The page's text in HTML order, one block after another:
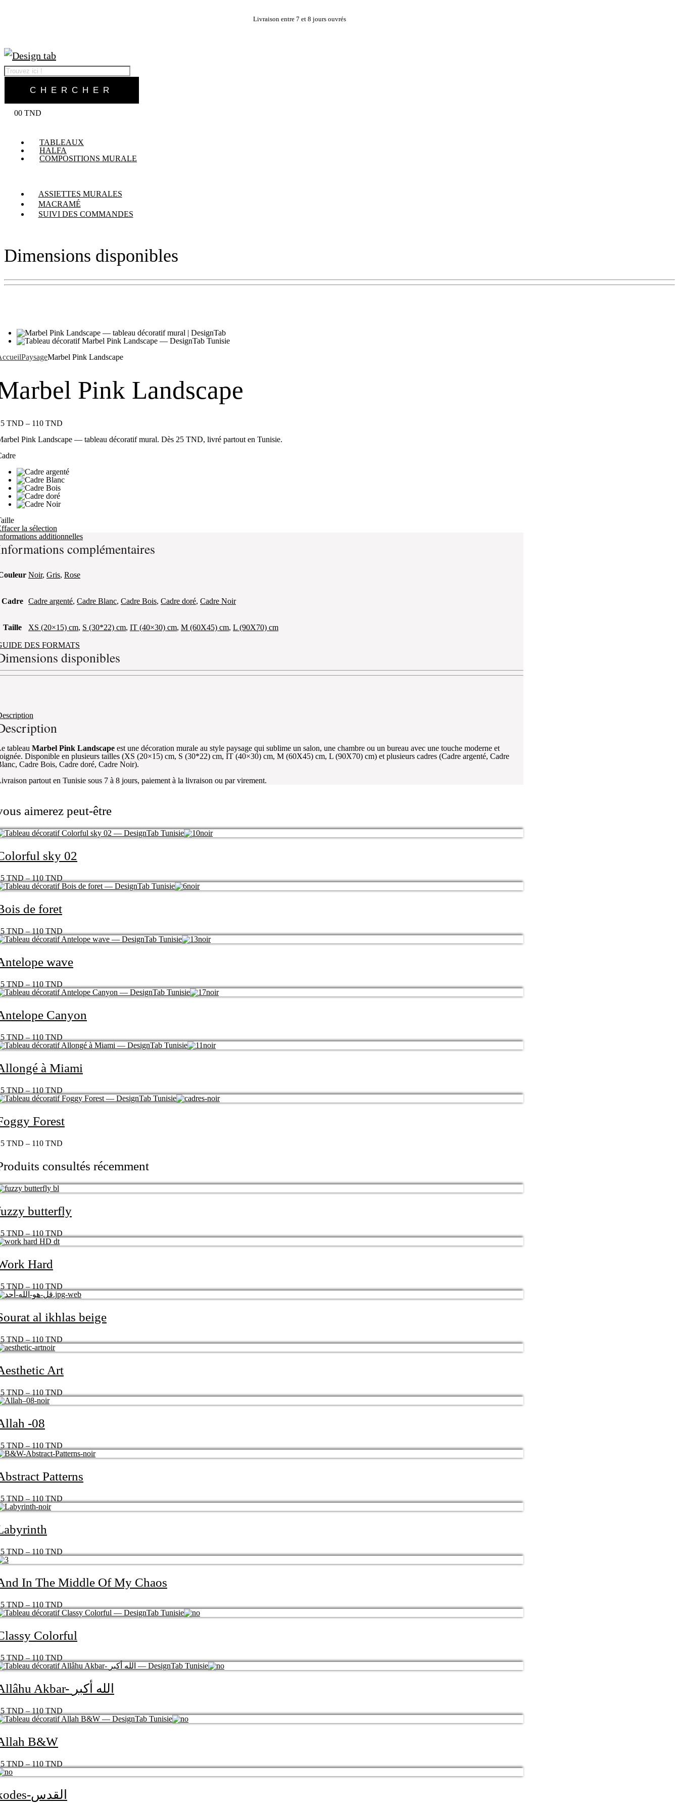
Livraison entre 7 et 8 jours ouvrés
00 TND
TABLEAUX
HALFA
COMPOSITIONS MURALE
ASSIETTES MURALES
MACRAMÉ
SUIVI DES COMMANDES
Dimensions disponibles
PaysageMarbel Pink Landscape
Pink Landscape
TND – 110 TND
Pink Landscape — tableau décoratif mural. Dès 25 TND, livré partout en Tunisie.
la sélection
additionnelles
complémentaires
Noir, Gris, Rose
Cadre Cadre argenté, Cadre Blanc, Cadre Bois, Cadre doré, Cadre Noir
Taille XS (20×15) cm, S (30*22) cm, IT (40×30) cm, M (60X45) cm, L (90X70) cm
DES FORMATS
disponibles
tableau Marbel Pink Landscape est une décoration murale au style paysage qui sublime un salon, une chambre ou un bureau avec une touche moderne et
Disponible en plusieurs tailles (XS (20×15) cm, S (30*22) cm, IT (40×30) cm, M (60X45) cm, L (90X70) cm) et plusieurs cadres (Cadre argenté, Cadre
Cadre Bois, Cadre doré, Cadre Noir).
partout en Tunisie sous 7 à 8 jours, paiement à la livraison ou par virement.
aimerez peut-être
sky 02
TND–110TND
de foret
TND–110TND
wave
TND–110TND
Canyon
TND–110TND
à Miami
TND–110TND
Forest
TND – 110 TND
consultés récemment
butterfly
TND–110TND
Hard
TND–110TND
al ikhlas beige
TND–110TND
Art
TND–110TND
-08
TND–110TND
Patterns
TND–110TND
TND–110TND
In The Middle Of My Chaos
TND–110TND
Colorful
TND–110TND
Allâhu Akbar- الله أكبر
TND–110TND
B&W
TND–110TND
kodes-القدس